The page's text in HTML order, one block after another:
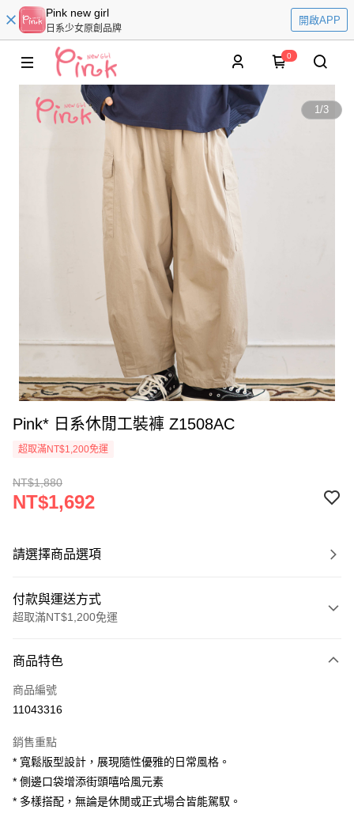
Pink new girl
日系少女原創品牌
開啟APP
0
1/3
Pink* 日系休閒工裝褲 Z1508AC
超取滿NT$1,200免運
NT$1,880
NT$1,692
請選擇商品選項
付款與運送方式
超取滿NT$1,200免運
信用卡一次付款
超商取貨付款
Apple Pay
街口支付
商品特色
商品編號
11043316
銷售重點
* 寬鬆版型設計，展現隨性優雅的日常風格。
* 側邊口袋增添街頭嘻哈風元素
* 多樣搭配，無論是休閒或正式場合皆能駕馭。